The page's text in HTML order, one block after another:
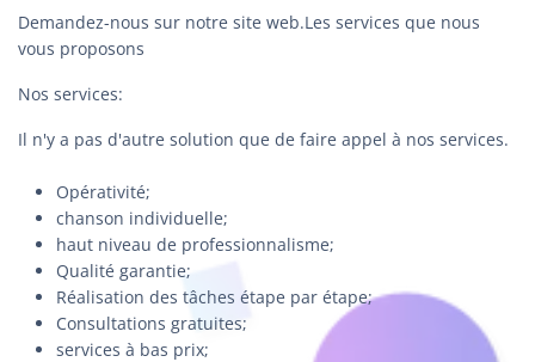
Demandez-nous sur notre site web.Les services que nous
vous proposons
Nos services:
Il n'y a pas d'autre solution que de faire appel à nos services.
Opérativité;
chanson individuelle;
haut niveau de professionnalisme;
Qualité garantie;
Réalisation des tâches étape par étape;
Consultations gratuites;
services à bas prix;